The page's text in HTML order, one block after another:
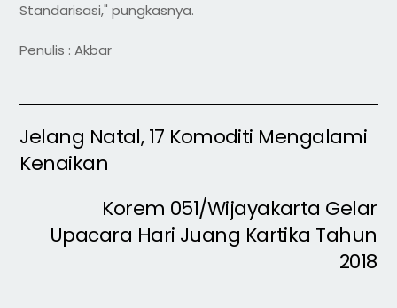
Standarisasi," pungkasnya.
Penulis : Akbar
Jelang Natal, 17 Komoditi Mengalami
Kenaikan
Korem 051/Wijayakarta Gelar
Upacara Hari Juang Kartika Tahun
2018